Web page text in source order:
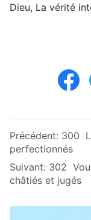
Dieu, La vérité
Précédent: 300
perfectionnés
Suivant: 302
châtiés et jugés